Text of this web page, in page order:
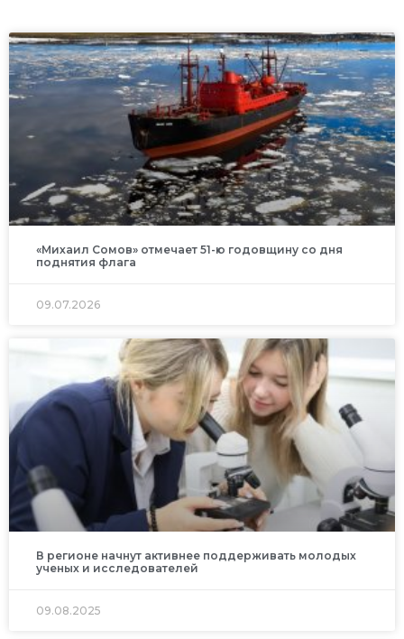
«Михаил Сомов» отмечает 51-ю годовщину со дня
поднятия флага
09.07.2026
В регионе начнут активнее поддерживать молодых
ученых и исследователей
09.08.2025